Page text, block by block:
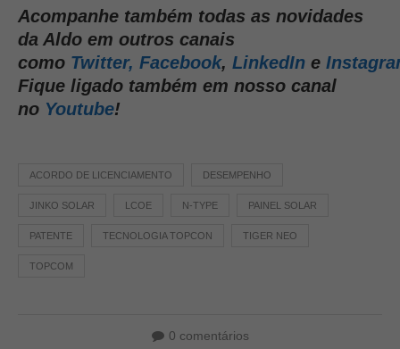
Acompanhe também todas as novidades
da Aldo em outros canais
como Twitter, Facebook, LinkedIn e
Fique ligado também em nosso canal
no Youtube!
ACORDO DE LICENCIAMENTO DESEMPENHO
JINKO SOLAR LCOE N-TYPE PAINEL SOLAR
PATENTE TECNOLOGIA TOPCON TIGER NEO
TOPCOM
0 comentários